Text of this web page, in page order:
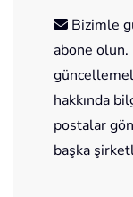
Bizimle
abone olun.
hakkında
postalar
başka